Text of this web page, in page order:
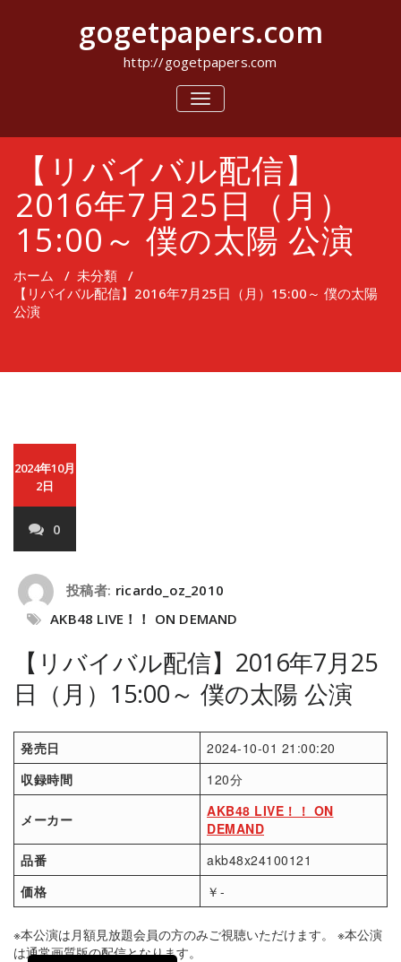
キ
gogetpapers.com
http://gogetpapers.com
ナ
ビ
シ
ョ
ン
を
切
り
替
【リバイバル配信】
2016年7月25日（月）
15:00～ 僕の太陽 公演
ホーム / 未分類 /
【リバイバル配信】2016年7月25日（月）15:00～ 僕の太陽
公演
2024年10月
2日
0
投稿者: ricardo_oz_2010
AKB48 LIVE！！ ON DEMAND
【リバイバル配信】2016年7月25
日（月）15:00～ 僕の太陽 公演
発売日
2024-10-01 21:00:20
収録時間
120分
メーカー
AKB48 LIVE！！ ON
DEMAND
品番
akb48x24100121
価格
￥-
※本公演は月額見放題会員の方のみご視聴いただけます。 ※本公演
は通常画質版の配信となります。